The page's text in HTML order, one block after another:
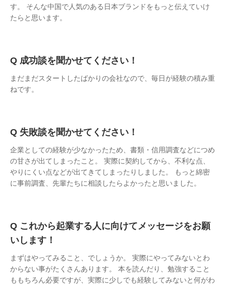
す。 そんな中国で人気のある日本ブランドをもっと伝えていけ
たらと思います。
成功談を聞かせてください！
まだまだスタートしたばかりの会社なので、毎日が経験の積み重
ねです。
失敗談を聞かせてください！
企業としての経験が少なかったため、書類・信用調査などにつめ
の甘さが出てしまったこと。 実際に契約してから、不利な点、
やりにくい点などが出てきてしまったりしました。 もっと綿密
に事前調査、先輩たちに相談したらよかったと思いました。
これから起業する人に向けてメッセージをお願
いします！
まずはやってみること、でしょうか。 実際にやってみないとわ
からない事がたくさんあります。 本を読んだり、勉強すること
ももちろん必要ですが、実際に少しでも経験してみないと何がわ